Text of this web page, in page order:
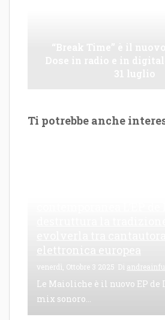
Ti potrebbe anche
venerdì, Ottobre 3 2025 Di
Le Maioliche è il nuovo EP de
mix sonoro...